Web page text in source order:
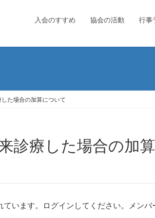
入会のすすめ 協会の活動 行事
た場合の加算について
います。ログインしてください。メンバ